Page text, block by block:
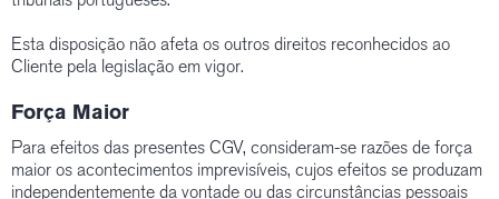
Esta disposição não afeta os outros direitos reconhecidos ao
Cliente pela legislação em vigor.
Força Maior
Para efeitos das presentes CGV, consideram-se razões de força
maior os acontecimentos imprevisíveis, cujos efeitos se produzam
independentemente da vontade ou das circunstâncias pessoais